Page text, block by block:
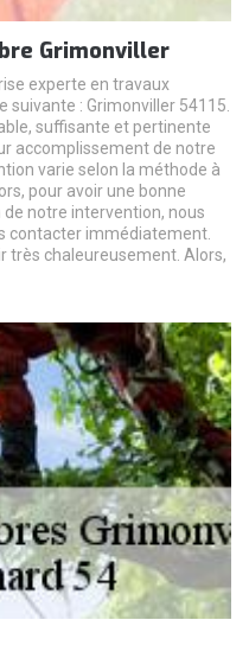
Grimonviller
experte en travaux
suivante : Grimonviller 54115.
suffisante et pertinente
accomplissement de notre
varie selon la méthode à
pour avoir une bonne
notre intervention, nous
contacter immédiatement.
très chaleureusement. Alors,